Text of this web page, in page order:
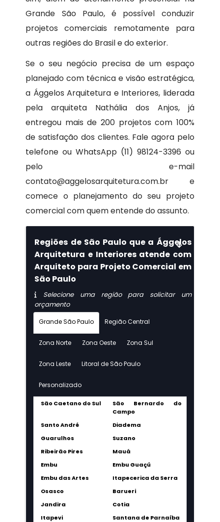
Grande São Paulo, é possível conduzir
projetos comerciais remotamente para
outras regiões do Brasil e do exterior.
Se o seu negócio precisa de um espaço
planejado com técnica e visão estratégica,
a Ággelos Arquitetura e Interiores, liderada
pela arquiteta Nathália dos Anjos, já
entregou mais de 200 projetos com 100%
de satisfação dos clientes. Fale agora pelo
telefone ou WhatsApp (11) 98124-3396 ou
pelo e-mail
contato@aggelosarquitetura.com.br e
comece o planejamento do seu projeto
comercial com quem entende do assunto.
Regiões de São Paulo que a Ággelos
Arquitetura e Interiores atende com
Arquiteto para Projeto Comercial em
São Paulo
Selecione uma região para solicitar um
orçamento
Grande São Paulo Região Central
Zona Norte Zona Oeste Zona Sul
Zona Leste Litoral de São Paulo
Personalizado
São Caetano do Sul
São Bernardo do
Campo
Santo André
Diadema
Guarulhos
Suzano
Ribeirão Pires
Mauá
Embu
Embu Guaçú
Embu das Artes
Itapecerica da Serra
Osasco
Barueri
Jandira
Cotia
Itapevi
Santana de Parnaíba